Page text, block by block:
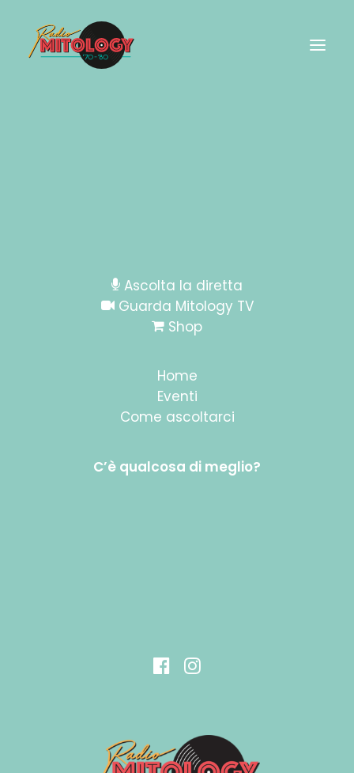
Ascolta la diretta
Guarda Mitology TV
Shop
Home
Eventi
Come ascoltarci
C’è qualcosa di meglio?